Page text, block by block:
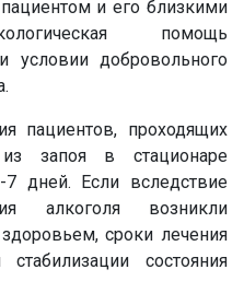
и его близкими
помощь
условии добровольного
пациентов, проходящих
запоя в стационаре
7 дней. Если вследствие
алкоголя возникли
сроки лечения
состояния